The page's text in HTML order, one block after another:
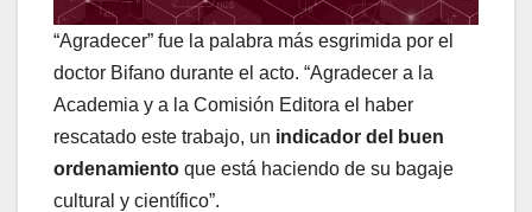
“Agradecer” fue la palabra más esgrimida por el
doctor Bifano durante el acto. “Agradecer a la
Academia y a la Comisión Editora el haber
rescatado este trabajo, un indicador del buen
ordenamiento que está haciendo de su bagaje
cultural y científico”.